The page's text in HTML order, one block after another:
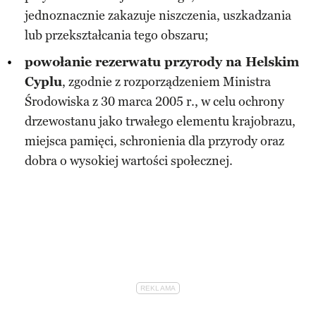
jednoznacznie zakazuje niszczenia, uszkadzania
lub przekształcania tego obszaru;
powołanie rezerwatu przyrody na Helskim
Cyplu, zgodnie z rozporządzeniem Ministra
Środowiska z 30 marca 2005 r., w celu ochrony
drzewostanu jako trwałego elementu krajobrazu,
miejsca pamięci, schronienia dla przyrody oraz
dobra o wysokiej wartości społecznej.